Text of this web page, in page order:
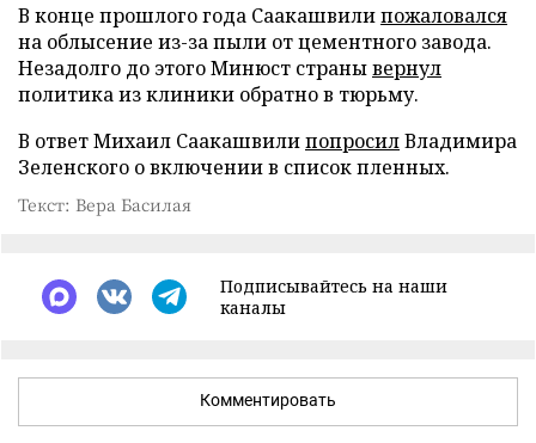
В конце прошлого года Саакашвилипожаловался
на облысение из-за пыли от цементного завода.
Незадолго до этого Минюст странывернул
политика из клиники обратно в тюрьму.
В ответ Михаил СаакашвилипопросилВладимира
Зеленского о включении в список пленных.
Текст: Вера Басилая
Подписывайтесь на наши
каналы
Комментировать